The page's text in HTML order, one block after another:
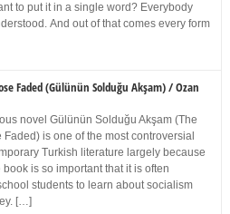
to put it in a single word? Everybody
And out of that comes every form
Faded (Gülünün Solduğu Akşam) / Ozan
novel Gülünün Solduğu Akşam (The
Faded) is one of the most controversial
Turkish literature largely because
book is so important that it is often
students to learn about socialism
[…]